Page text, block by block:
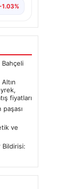
Bahçeli
fiyatları
ve
Bildirisi: